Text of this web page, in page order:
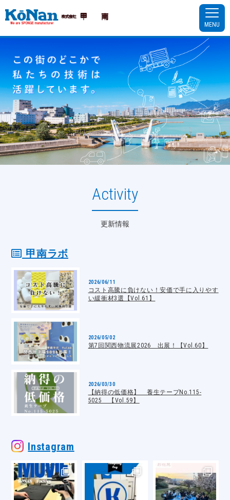
MENU
Activity
更新情報
甲南ラボ
2026/06/11
コスト高騰に負けない！安価で手に入りやす
い緩衝材3選【Vol.61】
2026/05/02
第7回関西物流展2026 出展！【Vol.60】
2026/03/30
【納得の低価格】 養生テープNo.115-
5025 【Vol.59】
Instagram